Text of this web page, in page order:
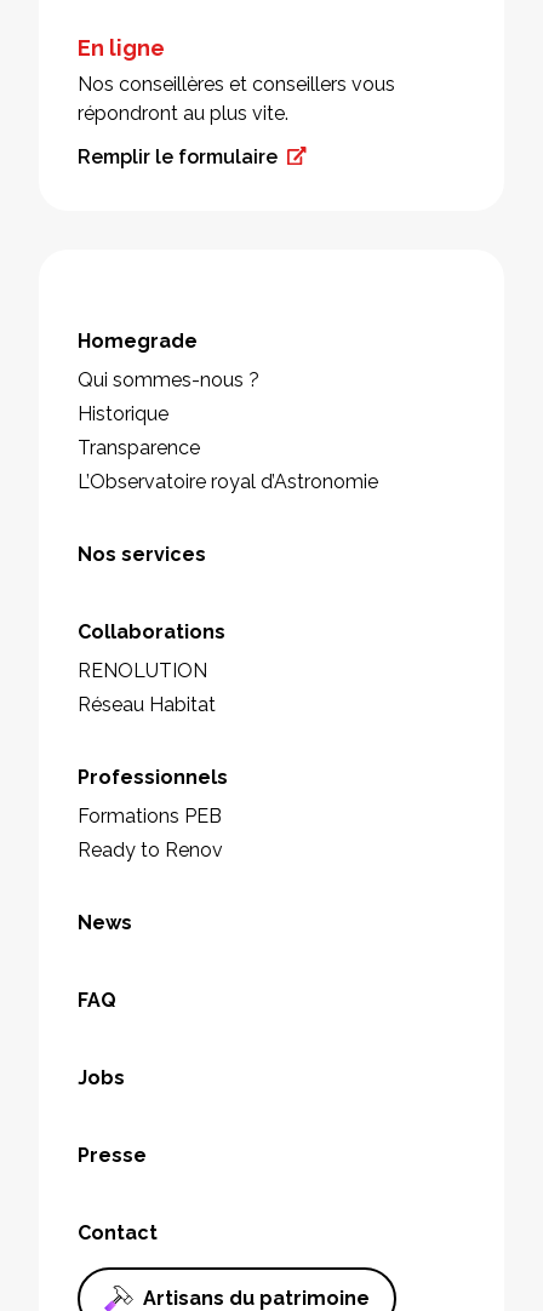
En ligne
Nos conseillères et conseillers vous
répondront au plus vite.
Remplir le formulaire
Homegrade
Qui sommes-nous ?
Historique
Transparence
L’Observatoire royal d’Astronomie
Nos services
Collaborations
RENOLUTION
Réseau Habitat
Professionnels
Formations PEB
Ready to Renov
News
FAQ
Jobs
Presse
Contact
Artisans du patrimoine